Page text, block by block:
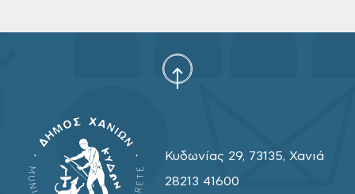
Κυδωνίας 29, 73135, Χανιά
28213 41600